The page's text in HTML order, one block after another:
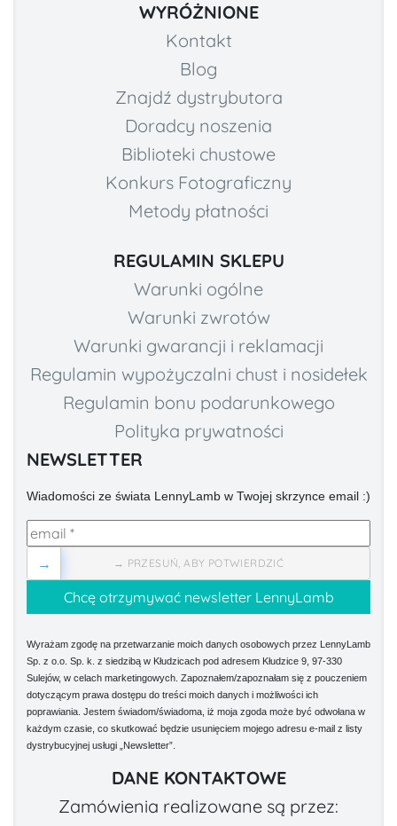
WYRÓŻNIONE
Kontakt
Blog
Znajdź dystrybutora
Doradcy noszenia
Biblioteki chustowe
Konkurs Fotograficzny
Metody płatności
REGULAMIN SKLEPU
Warunki ogólne
Warunki zwrotów
Warunki gwarancji i reklamacji
Regulamin wypożyczalni chust i nosidełek
Regulamin bonu podarunkowego
Polityka prywatności
NEWSLETTER
Wiadomości ze świata LennyLamb w Twojej skrzynce email :)
→ PRZESUŃ, ABY POTWIERDZIĆ
→
Wyrażam zgodę na przetwarzanie moich danych osobowych przez LennyLamb
Sp. z o.o. Sp. k. z siedzibą w Kłudzicach pod adresem Kłudzice 9, 97-330
Sulejów, w celach marketingowych. Zapoznałem/zapoznałam się z pouczeniem
dotyczącym prawa dostępu do treści moich danych i możliwości ich
poprawiania. Jestem świadom/świadoma, iż moja zgoda może być odwołana w
każdym czasie, co skutkować będzie usunięciem mojego adresu e-mail z listy
dystrybucyjnej usługi „Newsletter”.
DANE KONTAKTOWE
Zamówienia realizowane są przez: